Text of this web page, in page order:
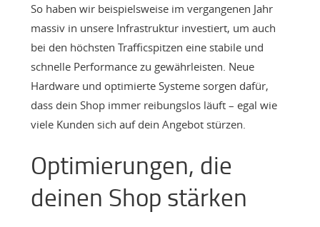
So haben wir beispielsweise im vergangenen Jahr
massiv in unsere Infrastruktur investiert, um auch
bei den höchsten Trafficspitzen eine stabile und
schnelle Performance zu gewährleisten. Neue
Hardware und optimierte Systeme sorgen dafür,
dass dein Shop immer reibungslos läuft – egal wie
viele Kunden sich auf dein Angebot stürzen.
Optimierungen, die
deinen Shop stärken